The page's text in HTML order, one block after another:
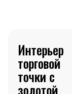
Интерьер
торговой
точки с
золотой